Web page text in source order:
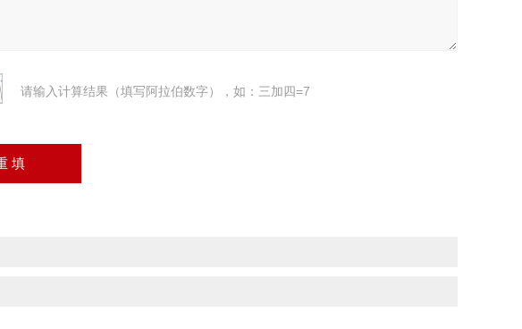
请输入计算结果（填写阿拉伯数字），如：三加四=7